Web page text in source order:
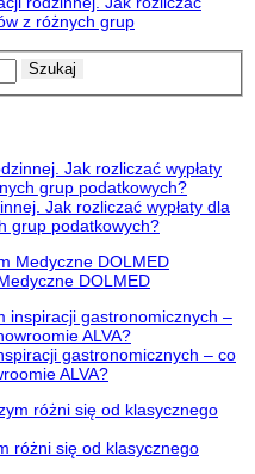
z różnych grup
Jak rozliczać wypłaty dla
grup podatkowych?
DOLMED
gastronomicznych – co
ALVA?
różni się od klasycznego